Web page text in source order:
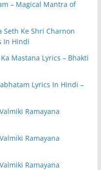
– Magical Mantra of
Seth Ke Shri Charnon
In Hindi
Ka Mastana Lyrics – Bhakti
Lyrics In Hindi –
– Valmiki Ramayana
– Valmiki Ramayana
– Valmiki Ramayana